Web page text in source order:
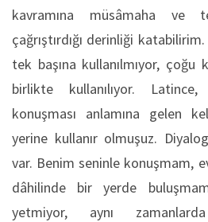
kavramına müsâmaha ve
çağrıştırdığı derinliği
tek başına kullanılmıyor,
birlikte kullanılıyor.
konuşması anlamına gelen
yerine kullanır olmuşuz.
var. Benim seninle konuşmam,
dâhilinde bir yerde
yetmiyor, aynı